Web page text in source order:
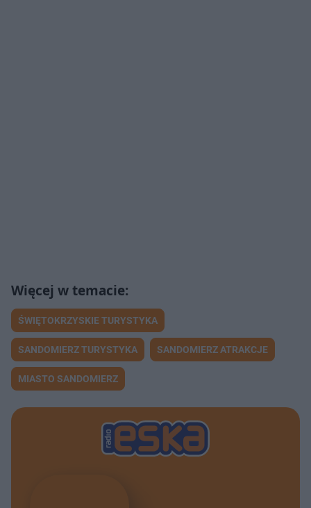
ŚWIĘTOKRZYSKIE TURYSTYKA
SANDOMIERZ TURYSTYKA SANDOMIERZ ATRAKCJE
MIASTO SANDOMIERZ